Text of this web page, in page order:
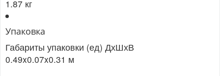
1.87 кг
Упаковка
Габариты упаковки (ед) ДхШхВ
0.49x0.07x0.31 м